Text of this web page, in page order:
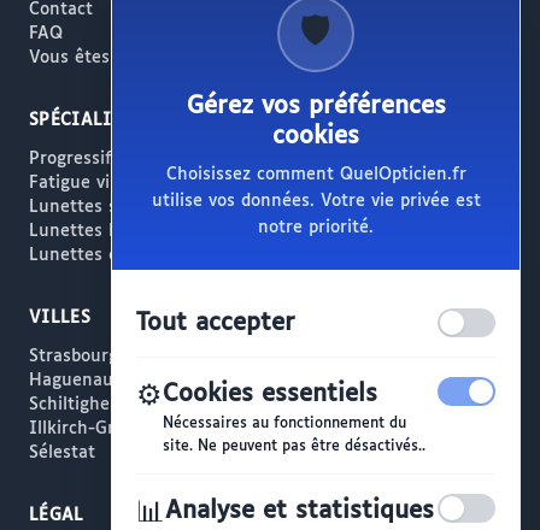
Contact
FAQ
Vous êtes opticien ?
SPÉCIALITÉS
Progressifs / Presbytie
Fatigue visuelle / Écrans
Lunettes solaires
Lunettes haut de gamme
Lunettes créateur
VILLES
Strasbourg
Haguenau
Schiltigheim
Illkirch-Graffenstaden
Sélestat
LÉGAL
🛡️
Gérez vos préférences
cookies
Choisissez comment QuelOpticien.fr
utilise vos données. Votre vie privée est
notre priorité.
Tout accepter
⚙️Cookies essentiels
Nécessaires au fonctionnement du
site. Ne peuvent pas être désactivés..
📊Analyse et statistiques